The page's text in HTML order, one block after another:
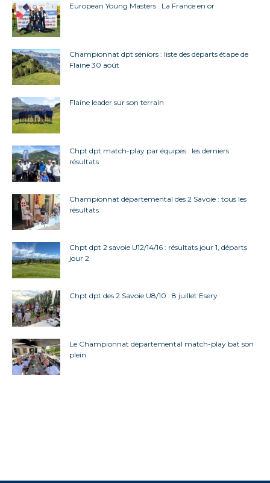
European Young Masters : La France en or
Championnat dpt séniors : liste des départs étape de
Flaine 30 août
Flaine leader sur son terrain
Chpt dpt match-play par équipes : les derniers
résultats
Championnat départemental des 2 Savoie : tous les
résultats
Chpt dpt 2 savoie U12/14/16 : résultats jour 1, départs
jour 2
Chpt dpt des 2 Savoie U8/10 : 8 juillet Esery
Le Championnat départemental match-play bat son
plein